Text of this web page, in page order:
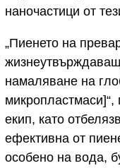
наночастици от
„Пиенето на
намаляване на
микропластмаси]“,
екип, като
ефективна от
особено на вода,